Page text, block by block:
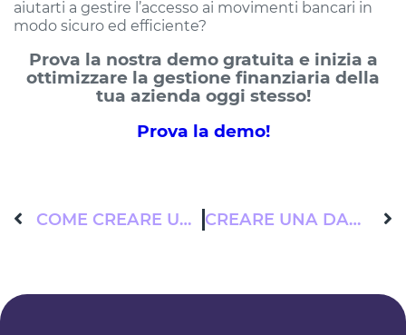
aiutarti a gestire l’accesso ai movimenti bancari in
modo sicuro ed efficiente?
Prova la nostra demo gratuita e inizia a
ottimizzare la gestione finanziaria della
tua azienda oggi stesso!
Prova la demo!
COME CREARE UN CRUSCOTTO DI GESTIONE DEI CONTI BANCARI PER OTTIMIZZARE IL CASHFLOW CREARE UNA DASHBOARD DI TESORERIA AZIENDALE PER IL MONITORAGGIO DEL CASHFLOW